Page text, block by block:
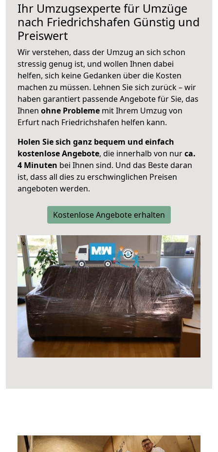
Ihr Umzugsexperte für Umzüge
nach Friedrichshafen Günstig und
Preiswert
Wir verstehen, dass der Umzug an sich schon
stressig genug ist, und wollen Ihnen dabei
helfen, sich keine Gedanken über die Kosten
machen zu müssen. Lehnen Sie sich zurück – wir
haben garantiert passende Angebote für Sie, das
Ihnen ohne Probleme mit Ihrem Umzug von
Erfurt nach Friedrichshafen helfen kann.
Holen Sie sich ganz bequem und einfach
kostenlose Angebote, die innerhalb von nurca.
4 Minuten bei Ihnen sind. Und das Beste daran
ist, dass all dies zu erschwinglichen Preisen
angeboten werden.
Kostenlose Angebote erhalten